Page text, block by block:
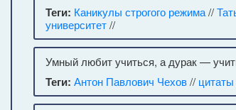
Теги: Каникулы строгого режима//
университет//
Умный любит учиться, а дурак —
Теги: Антон Павлович Чехов//